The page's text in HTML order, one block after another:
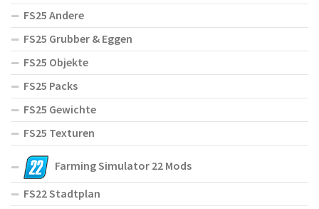
FS25 Andere
FS25 Grubber & Eggen
FS25 Objekte
FS25 Packs
FS25 Gewichte
FS25 Texturen
Farming Simulator 22 Mods
FS22 Stadtplan